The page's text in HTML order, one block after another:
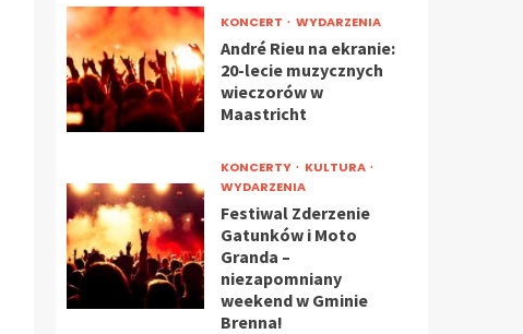
KONCERT WYDARZENIA
André Rieu na ekranie:
20-lecie muzycznych
wieczorów w
Maastricht
KONCERTY
KULTURA
WYDARZENIA
Festiwal Zderzenie
Gatunków i Moto
Granda –
niezapomniany
weekend w Gminie
Brenna!